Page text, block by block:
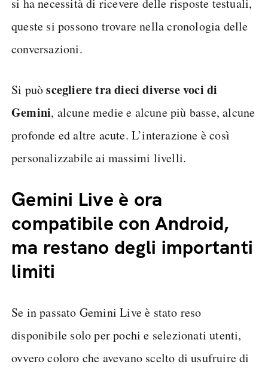
si ha necessità di ricevere delle risposte testuali,
queste si possono trovare nella cronologia delle
conversazioni.
Si puòscegliere tra dieci diverse voci di
Gemini, alcune medie e alcune più basse, alcune
profonde ed altre acute. L’interazione è così
personalizzabile ai massimi livelli.
Gemini Live è ora
compatibile con Android,
ma restano degli importanti
limiti
Se in passato Gemini Live è stato reso
disponibile solo per pochi e selezionati utenti,
ovvero coloro che avevano scelto di usufruire di